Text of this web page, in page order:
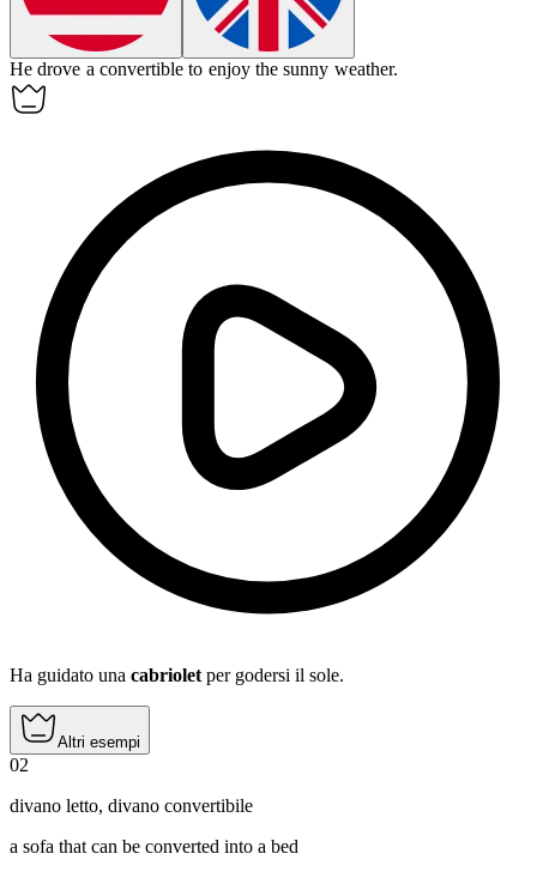
He drove a convertible to enjoy the sunny weather.
Ha guidato una cabriolet per godersi il sole.
Altri esempi
02
divano letto, divano convertibile
a sofa that can be converted into a bed